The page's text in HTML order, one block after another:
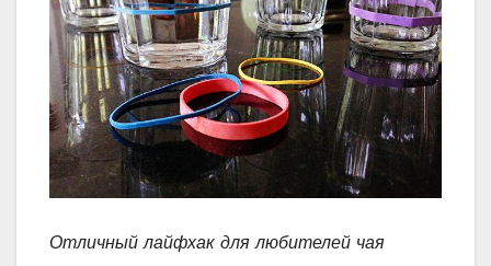
Отличный лайфхак для любителей чая